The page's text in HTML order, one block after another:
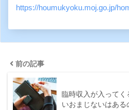
https://houmukyoku.moj.go.jp/
前の記事
臨時収入が入って
いおまじないはある